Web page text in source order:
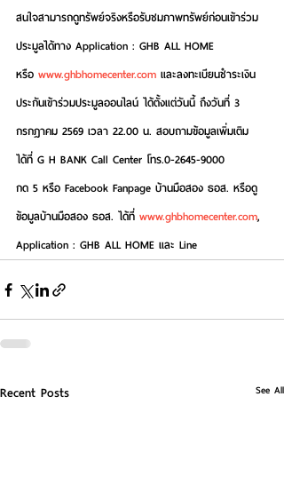
สนใจสามารถดูทรัพย์จริงหรือรับชมภาพทรัพย์ก่อนเข้าร่วม
ประมูลได้ทาง Application : GHB ALL HOME
หรือ www.ghbhomecenter.com และลงทะเบียนชำระเงิน
ประกันเข้าร่วมประมูลออนไลน์ ได้ตั้งแต่วันนี้ ถึงวันที่ 3
กรกฎาคม 2569 เวลา 22.00 น. สอบถามข้อมูลเพิ่มเติม
ได้ที่ G H BANK Call Center โทร.0-2645-9000
กด 5 หรือ Facebook Fanpage บ้านมือสอง ธอส. หรือดู
ข้อมูลบ้านมือสอง ธอส. ได้ที่ www.ghbhomecenter.com,
Application : GHB ALL HOME และ Line
Recent Posts See All